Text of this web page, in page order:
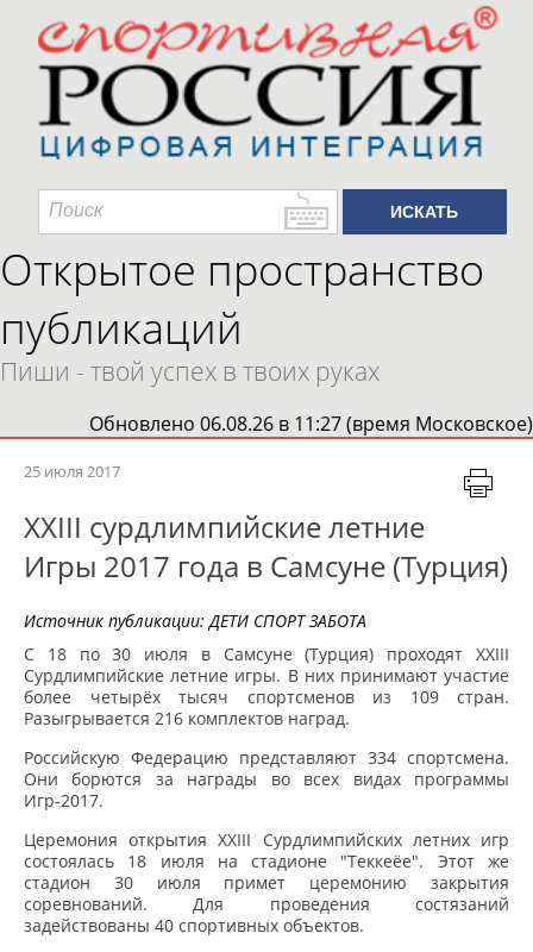
Открытое пространство
публикаций
Пиши - твой успех в твоих руках
Обновлено 06.08.26 в 11:27 (время Московское)
25 июля 2017
XXIII сурдлимпийские летние
Игры 2017 года в Самсуне (Турция)
Источник публикации:ДЕТИ СПОРТ ЗАБОТА
С 18 по 30 июля в Самсуне (Турция) проходят XXIII
Сурдлимпийские летние игры. В них принимают участие
более четырёх тысяч спортсменов из 109 стран.
Разыгрывается 216 комплектов наград.
Российскую Федерацию представляют 334 спортсмена.
Они борются за награды во всех видах программы
Игр-2017.
Церемония открытия XXIII Сурдлимпийских летних игр
состоялась 18 июля на стадионе "Теккеёе". Этот же
стадион 30 июля примет церемонию закрытия
соревнований. Для проведения состязаний
задействованы 40 спортивных объектов.